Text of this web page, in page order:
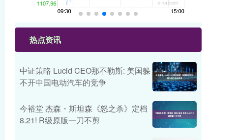
热点资讯
中证策略 Lucid CEO那不勒斯: 美国躲
不开中国电动汽车的竞争
今裕堂 杰森・斯坦森《怒之杀》定档
8.21! R级原版一刀不剪